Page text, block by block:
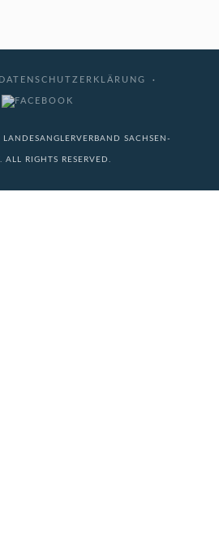
DATENSCHUTZERKLÄRUNG
SACHSEN-
ALL RIGHTS RESERVED.